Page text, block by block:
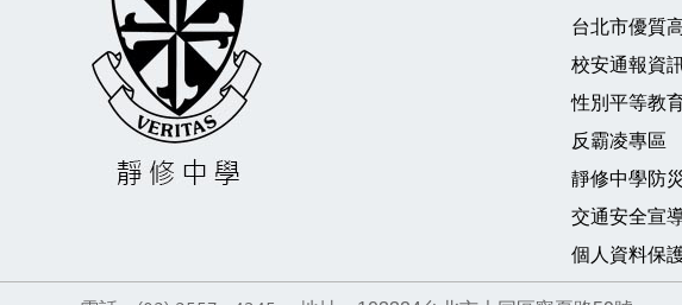
台北市優質
校安通報資
性別平等教
反霸凌專區
靜修中學防
交通安全宣
個人資料保